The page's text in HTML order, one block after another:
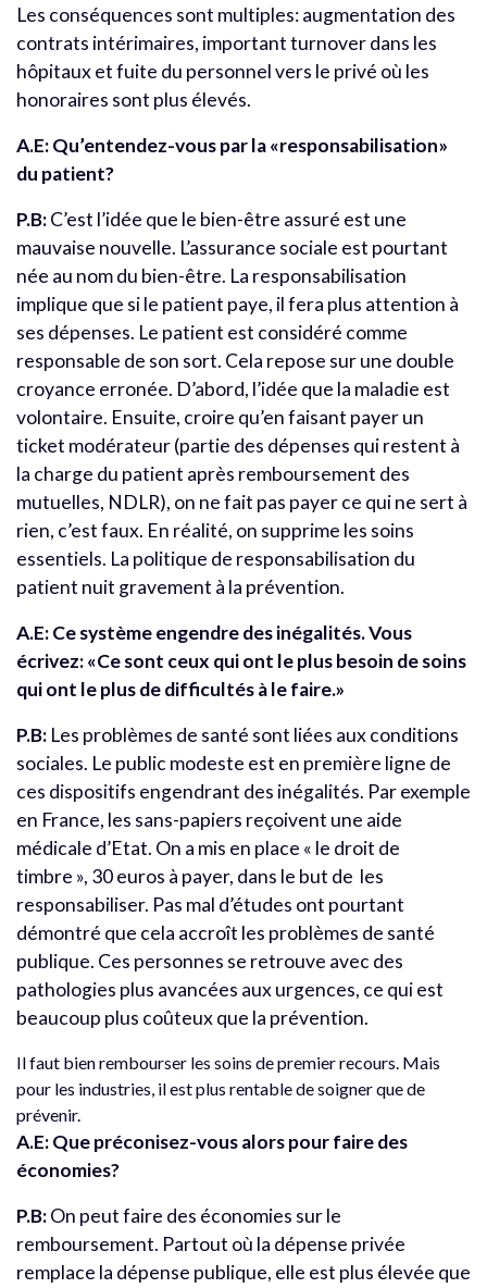
Les conséquences sont multiples: augmentation des
contrats intérimaires, important turnover dans les
hôpitaux et fuite du personnel vers le privé où les
honoraires sont plus élevés.
A.E: Qu’entendez-vous par la «responsabilisation»
du patient?
P.B:C’est l’idée que le bien-être assuré est une
mauvaise nouvelle. L’assurance sociale est pourtant
née au nom du bien-être. La responsabilisation
implique que si le patient paye, il fera plus attention à
ses dépenses. Le patient est considéré comme
responsable de son sort. Cela repose sur une double
croyance erronée. D’abord, l’idée que la maladie est
volontaire. Ensuite, croire qu’en faisant payer un
ticket modérateur (partie des dépenses qui restent à
la charge du patient après remboursement des
mutuelles, NDLR), on ne fait pas payer ce qui ne sert à
rien, c’est faux. En réalité, on supprime les soins
essentiels. La politique de responsabilisation du
patient nuit gravement à la prévention.
A.E: Ce système engendre des inégalités. Vous
écrivez: «Ce sont ceux qui ont le plus besoin de soins
qui ont le plus de difficultés à le faire.»
P.B: Les problèmes de santé sont liées aux conditions
sociales. Le public modeste est en première ligne de
ces dispositifs engendrant des inégalités. Par exemple
en France, les sans-papiers reçoivent une aide
médicale d’Etat. On a mis en place « le droit de
timbre », 30 euros à payer, dans le but de les
responsabiliser. Pas mal d’études ont pourtant
démontré que cela accroît les problèmes de santé
publique. Ces personnes se retrouve avec des
pathologies plus avancées aux urgences, ce qui est
beaucoup plus coûteux que la prévention.
Il faut bien rembourser les soins de premier recours. Mais
pour les industries, il est plus rentable de soigner que de
prévenir.
A.E: Que préconisez-vous alors pour faire des
économies?
P.B:On peut faire des économies sur le
remboursement. Partout où la dépense privée
remplace la dépense publique, elle est plus élevée que